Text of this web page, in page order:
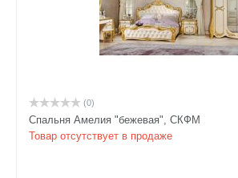
цвете "орех" с доставкой.
(0)
Спальня Амелия "бежевая", СКФМ
Товар отсутствует в продаже